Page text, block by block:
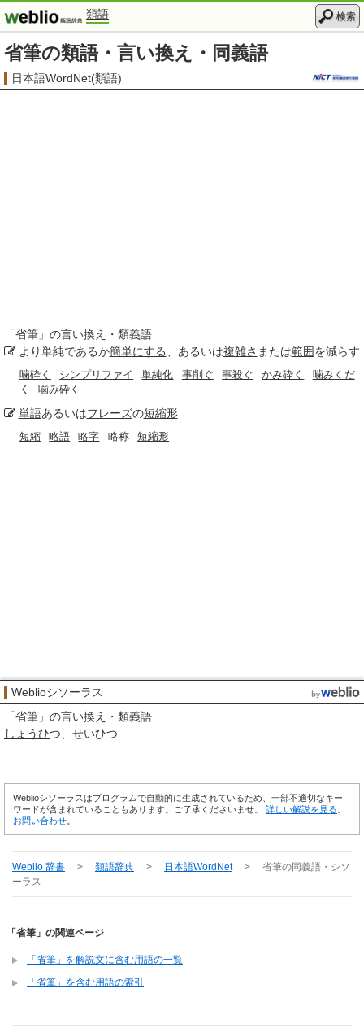
類語 検索
省筆の類語・言い換え・同義語
日本語WordNet(類語)
「省筆 」の言い換え・類義語
より単純であるか簡単にする 、あるいは複雑さ または範囲を減らす
噛砕く シンプリファイ 単純化 事削ぐ 事殺ぐ かみ砕く
噛みくだ
く
噛み砕く
単語あるいはフレーズの短縮形
短縮 略語 略字 略称 短縮形
Weblioシソーラス
「省筆 」の言い換え・類義語
しょうひつ せいひつ
Weblioシソーラスはプログラムで自動的に生成されているため、一部不適切なキー
ワードが含まれていることもあります。ご了承くださいませ。 詳しい解説を見る
お問い合わせ
Weblio 辞書 > 類語辞典 > 日本語WordNet > 省筆の同義語・シソ
ーラス
「省筆」の関連ページ
「省筆」を解説文に含む用語の一覧
「省筆」を含む用語の索引